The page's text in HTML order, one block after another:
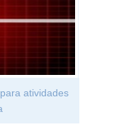
atividades